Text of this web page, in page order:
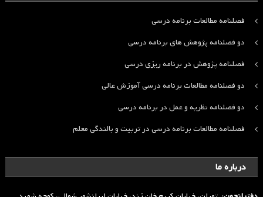
فصلنامه مطالعات برنامه درسی
دو فصلنامه پژوهش های برنامه درسی
فصلنامه پژوهش در برنامه ریزی درسی
دو فصلنامه مطالعات برنامه درسی آموزش عالی
دو فصلنامه نظریه و عمل در برنامه درسی
فصلنامه مطالعات برنامه درسی در تربیت و بالندگی معلم
درباره ما